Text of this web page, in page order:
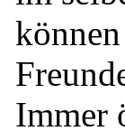
Immer